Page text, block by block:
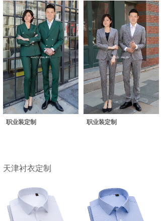
职业装定制 职业装定制
天津衬衣定制
双击此处添加文字